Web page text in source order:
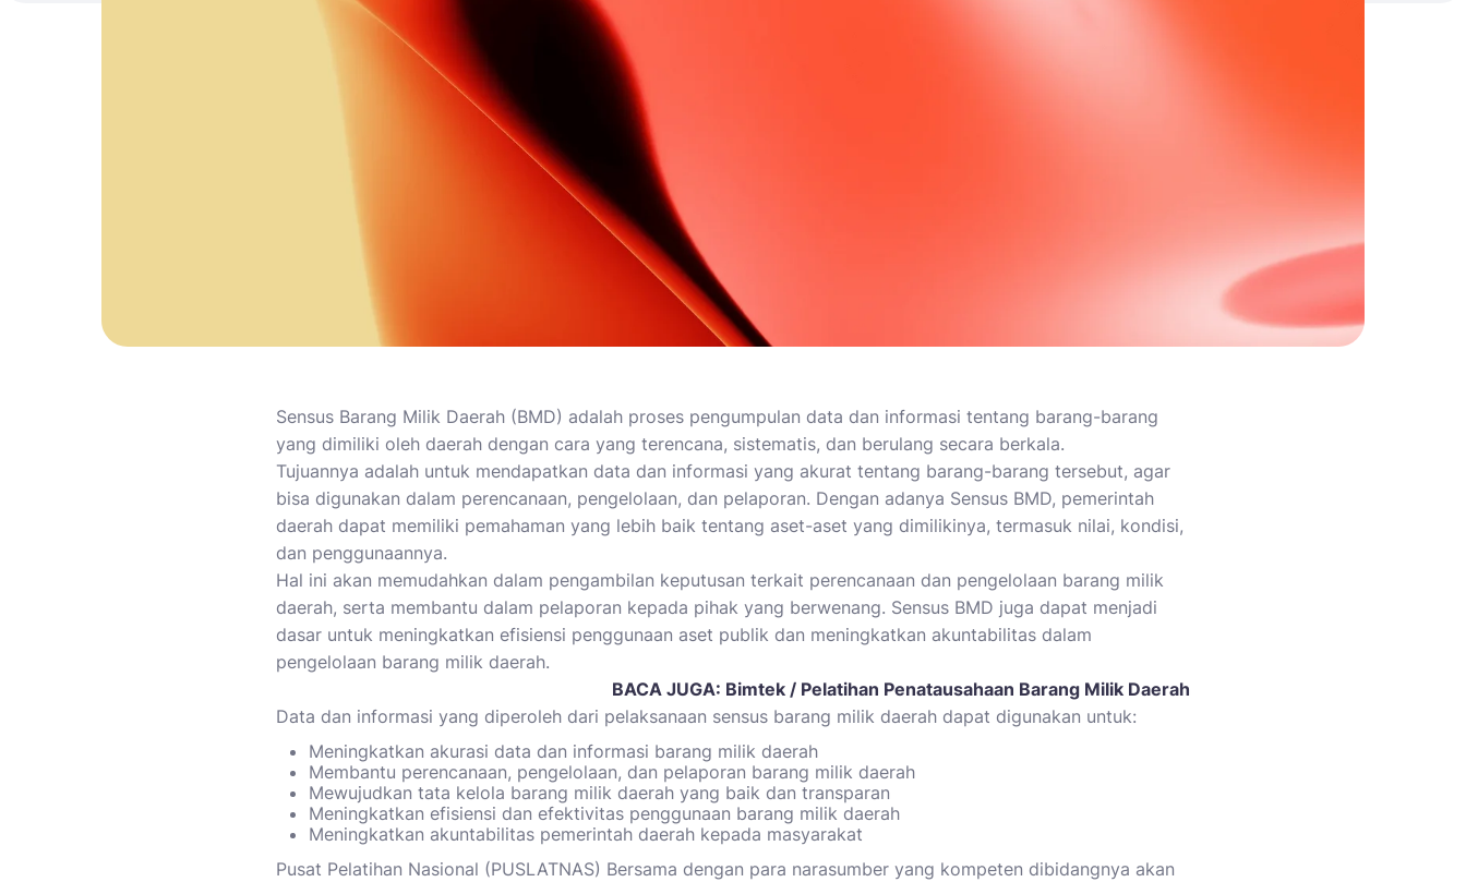
Sensus Barang Milik Daerah (BMD) adalah proses pengumpulan data dan informasi tentang barang-barang
yang dimiliki oleh daerah dengan cara yang terencana, sistematis, dan berulang secara berkala.
Tujuannya adalah untuk mendapatkan data dan informasi yang akurat tentang barang-barang tersebut, agar
bisa digunakan dalam perencanaan, pengelolaan, dan pelaporan. Dengan adanya Sensus BMD, pemerintah
daerah dapat memiliki pemahaman yang lebih baik tentang aset-aset yang dimilikinya, termasuk nilai, kondisi,
dan penggunaannya.
Hal ini akan memudahkan dalam pengambilan keputusan terkait perencanaan dan pengelolaan barang milik
daerah, serta membantu dalam pelaporan kepada pihak yang berwenang. Sensus BMD juga dapat menjadi
dasar untuk meningkatkan efisiensi penggunaan aset publik dan meningkatkan akuntabilitas dalam
pengelolaan barang milik daerah.
BACA JUGA: Bimtek / Pelatihan Penatausahaan Barang Milik Daerah
Data dan informasi yang diperoleh dari pelaksanaan sensus barang milik daerah dapat digunakan untuk:
Meningkatkan akurasi data dan informasi barang milik daerah
Membantu perencanaan, pengelolaan, dan pelaporan barang milik daerah
Mewujudkan tata kelola barang milik daerah yang baik dan transparan
Meningkatkan efisiensi dan efektivitas penggunaan barang milik daerah
Meningkatkan akuntabilitas pemerintah daerah kepada masyarakat
Pusat Pelatihan Nasional (PUSLATNAS) Bersama dengan para narasumber yang kompeten dibidangnya akan